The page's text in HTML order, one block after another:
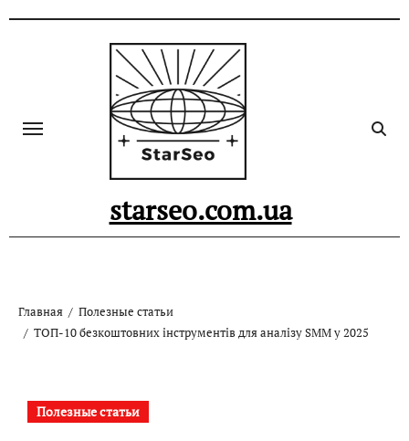
starseo.com.ua
Главная
Полезные статьи
ТОП-10 безкоштовних інструментів для аналізу SMM у 2025
Полезные статьи